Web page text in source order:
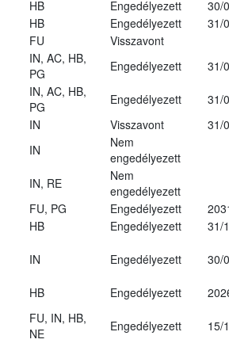
HB Engedélyezett
30/
HB Engedélyezett
31/
FU
Visszavont
IN, AC, HB,
PG
Engedélyezett
31/
IN, AC, HB,
PG
Engedélyezett
31/
IN Visszavont
31/
IN
Nem
engedélyezett
IN, RE
Nem
engedélyezett
FU, PG Engedélyezett
HB Engedélyezett
31/
IN Engedélyezett 30/
HB Engedélyezett
FU, IN, HB,
NE
Engedélyezett 15/